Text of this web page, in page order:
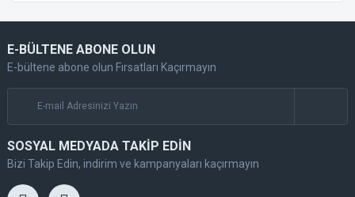
E-BÜLTENE ABONE OLUN
E-bültene abone olun Fırsatları Kaçırmayın
SOSYAL MEDYADA TAKİP EDİN
Bizi Takip Edin, indirim ve kampanyaları kaçırmayın